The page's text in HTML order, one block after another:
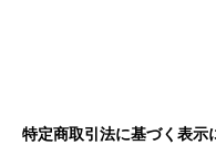
特定商取引法に基づく表示